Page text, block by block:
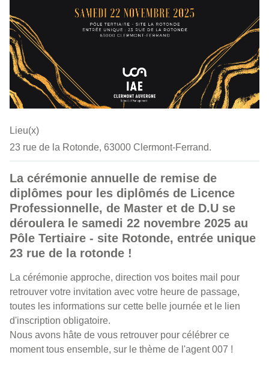
Lieu(x)
23 rue de la Rotonde, 63000 Clermont-Ferrand.
La cérémonie annuelle de remise de
diplômes pour les diplômés de Licence
Professionnelle, de Master et de D.U se
déroulera le samedi 22 novembre 2025 au
Pôle Tertiaire - site Rotonde, entrée unique
23 rue de la rotonde !
La cérémonie approche, direction vos boites mail pour
retrouver votre invitation avec votre heure de passage,
toutes les informations sur cette belle journée et le lien
d'inscription obligatoire.
Nous avons hâte de vous retrouver pour célébrer ce
moment tous ensemble, sur le thème de l'agent 007 !